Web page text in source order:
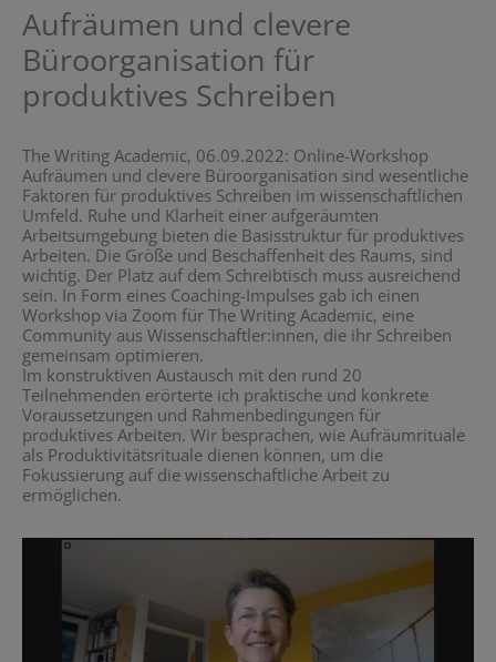
Aufräumen und clevere
Büroorganisation für
produktives Schreiben
The Writing Academic, 06.09.2022: Online-Workshop
Aufräumen und clevere Büroorganisation sind wesentliche
Faktoren für produktives Schreiben im wissenschaftlichen
Umfeld. Ruhe und Klarheit einer aufgeräumten
Arbeitsumgebung bieten die Basisstruktur für produktives
Arbeiten. Die Größe und Beschaffenheit des Raums, sind
wichtig. Der Platz auf dem Schreibtisch muss ausreichend
sein. In Form eines Coaching-Impulses gab ich einen
Workshop via Zoom für The Writing Academic, eine
Community aus Wissenschaftler:innen, die ihr Schreiben
gemeinsam optimieren.
Im konstruktiven Austausch mit den rund 20
Teilnehmenden erörterte ich praktische und konkrete
Voraussetzungen und Rahmenbedingungen für
produktives Arbeiten. Wir besprachen, wie Aufräumrituale
als Produktivitätsrituale dienen können, um die
Fokussierung auf die wissenschaftliche Arbeit zu
ermöglichen.